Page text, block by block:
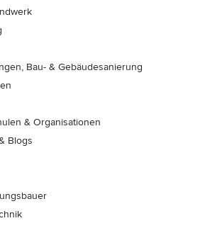
Bau- & Gebäudesanierung
& Organisationen
Blogs